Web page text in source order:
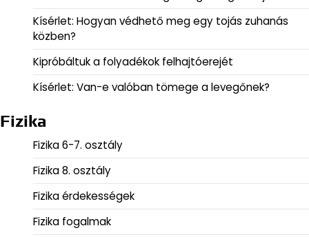
Kísérlet: Hogyan védhető meg egy tojás zuhanás
közben?
Kipróbáltuk a folyadékok felhajtóerejét
Kísérlet: Van-e valóban tömege a levegőnek?
Fizika
Fizika 6-7. osztály
Fizika 8. osztály
Fizika érdekességek
Fizika fogalmak